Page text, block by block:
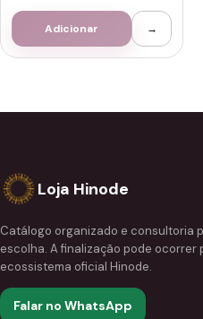
Adicionar →
Loja Hinode
Catálogo organizado e consultoria
escolha. A finalização pode ocorrer
ecossistema oficial Hinode.
Falar no WhatsApp